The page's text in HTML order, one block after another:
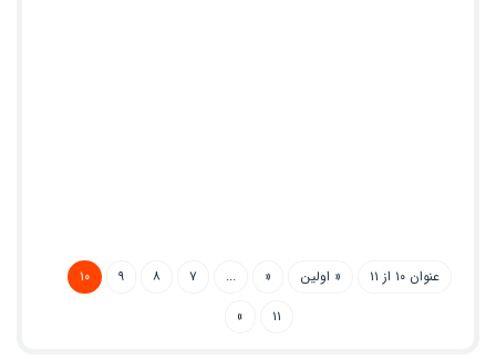
عنوان ۱۰ از ۱۱ « اولین «
... ۷ ۸ ۹
۱۰
۱۱
»